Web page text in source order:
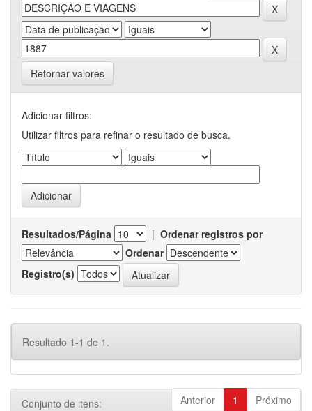
Retornar valores
Adicionar filtros:
Utilizar filtros para refinar o resultado de busca.
Resultados/Página | Ordenar registros por
Ordenar
Registro(s)
Resultado 1-1 de 1.
Anterior 1 Próximo
Conjunto de itens: